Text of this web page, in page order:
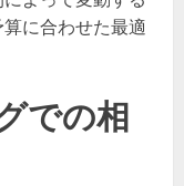
に合わせた最適
での相